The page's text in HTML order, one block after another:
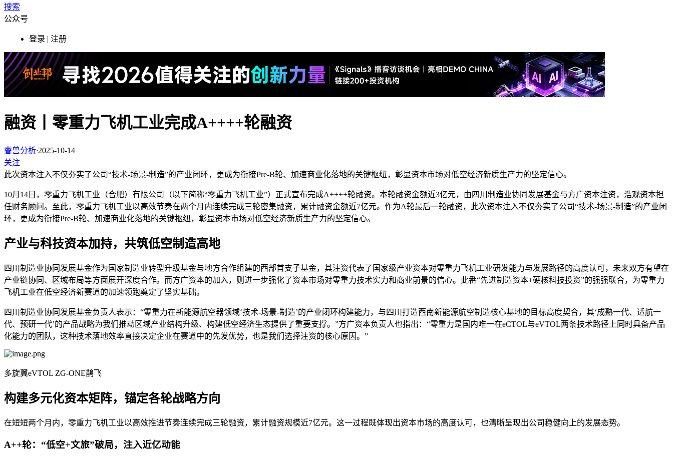
搜索
公众号
登录 | 注册
融资丨零重力飞机工业完成A++++轮融资
睿兽分析·2025-10-14
关注
此次资本注入不仅夯实了公司“技术-场景-制造”的产业闭环，更成为衔接Pre-B轮、加速商业化落地的关键枢纽，彰显资本市场对低空经济新质生产力的坚定信心。
10月14日，零重力飞机工业（合肥）有限公司（以下简称“零重力飞机工业”）正式宣布完成A++++轮融资。本轮融资金额近3亿元，由四川制造业协同发展基金与方广资本注资，浩观资本担
任财务顾问。至此，零重力飞机工业以高效节奏在两个月内连续完成三轮密集融资，累计融资金额近7亿元。作为A轮最后一轮融资，此次资本注入不仅夯实了公司“技术-场景-制造”的产业闭
环，更成为衔接Pre-B轮、加速商业化落地的关键枢纽，彰显资本市场对低空经济新质生产力的坚定信心。
产业与科技资本加持，共筑低空制造高地
四川制造业协同发展基金作为国家制造业转型升级基金与地方合作组建的西部首支子基金，其注资代表了国家级产业资本对零重力飞机工业研发能力与发展路径的高度认可，未来双方有望在
产业链协同、区域布局等方面展开深度合作。而方广资本的加入，则进一步强化了资本市场对零重力技术实力和商业前景的信心。此番“先进制造资本+硬核科技投资”的强强联合，为零重力
飞机工业在低空经济新赛道的加速领跑奠定了坚实基础。
四川制造业协同发展基金负责人表示：“零重力在新能源航空器领域‘技术-场景-制造’的产业闭环构建能力，与四川打造西南新能源航空制造核心基地的目标高度契合，其‘成熟一代、适航一
代、预研一代’的产品战略为我们推动区域产业结构升级、构建低空经济生态提供了重要支撑。”方广资本负责人也指出：“零重力是国内唯一在eCTOL与eVTOL两条技术路径上同时具备产品
化能力的团队，这种技术落地效率直接决定企业在赛道中的先发优势，也是我们选择注资的核心原因。”
多旋翼eVTOL ZG-ONE鹊飞
构建多元化资本矩阵，锚定各轮战略方向
在短短两个月内，零重力飞机工业以高效推进节奏连续完成三轮融资，累计融资规模近7亿元。这一过程既体现出资本市场的高度认可，也清晰呈现出公司稳健向上的发展态势。
A++轮：“低空+文旅”破局，注入近亿动能